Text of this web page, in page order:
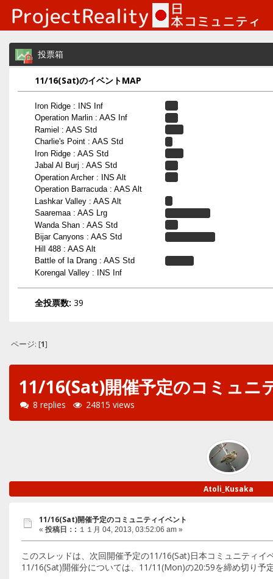
投票箱
11/16(Sat)のイベントMAP
Iron Ridge : INS Inf
Operation Marlin : AAS Inf
Ramiel : AAS Std
Charlie's Point : AAS Std
Iron Ridge : AAS Std
Jabal Al Burj : AAS Std
Operation Archer : INS Alt
Operation Barracuda : AAS Alt
Lashkar Valley : AAS Alt
Saaremaa : AAS Lrg
Wanda Shan : AAS Std
Bijar Canyons : AAS Std
Hill 488 : AAS Alt
Battle of Ia Drang : AAS Std
Korengal Valley : INS Inf
全投票数: 39
ページ: [1]
11/16(Sat)開催予定のコミュニ
8 replies 24815 views
Atoli_Kusaka
11/16(Sat)開催予定のコミュニティイベント
« 投稿日：: １１月 04, 2013, 03:52:06 am »
このスレッドは、次回開催予定の11/16(Sat)日本コミュニティイ
11/16(Sat)開催分については、11/11(Mon)の20:59を締め切り予